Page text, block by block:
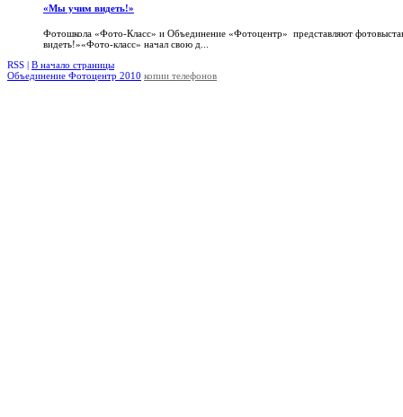
«Мы учим видеть!»
Фотошкола «Фото-Класс» и Объединение «Фотоцентр» представляют
видеть!»«Фото-класс» начал свою д...
RSS | В начало страницы
Объединение Фотоцентр 2010 копии телефонов